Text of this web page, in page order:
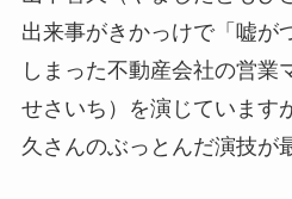
出来事がきかっけで「嘘が
しまった不動産会社の営業
せさいち）を演じています
久さんのぶっとんだ演技が